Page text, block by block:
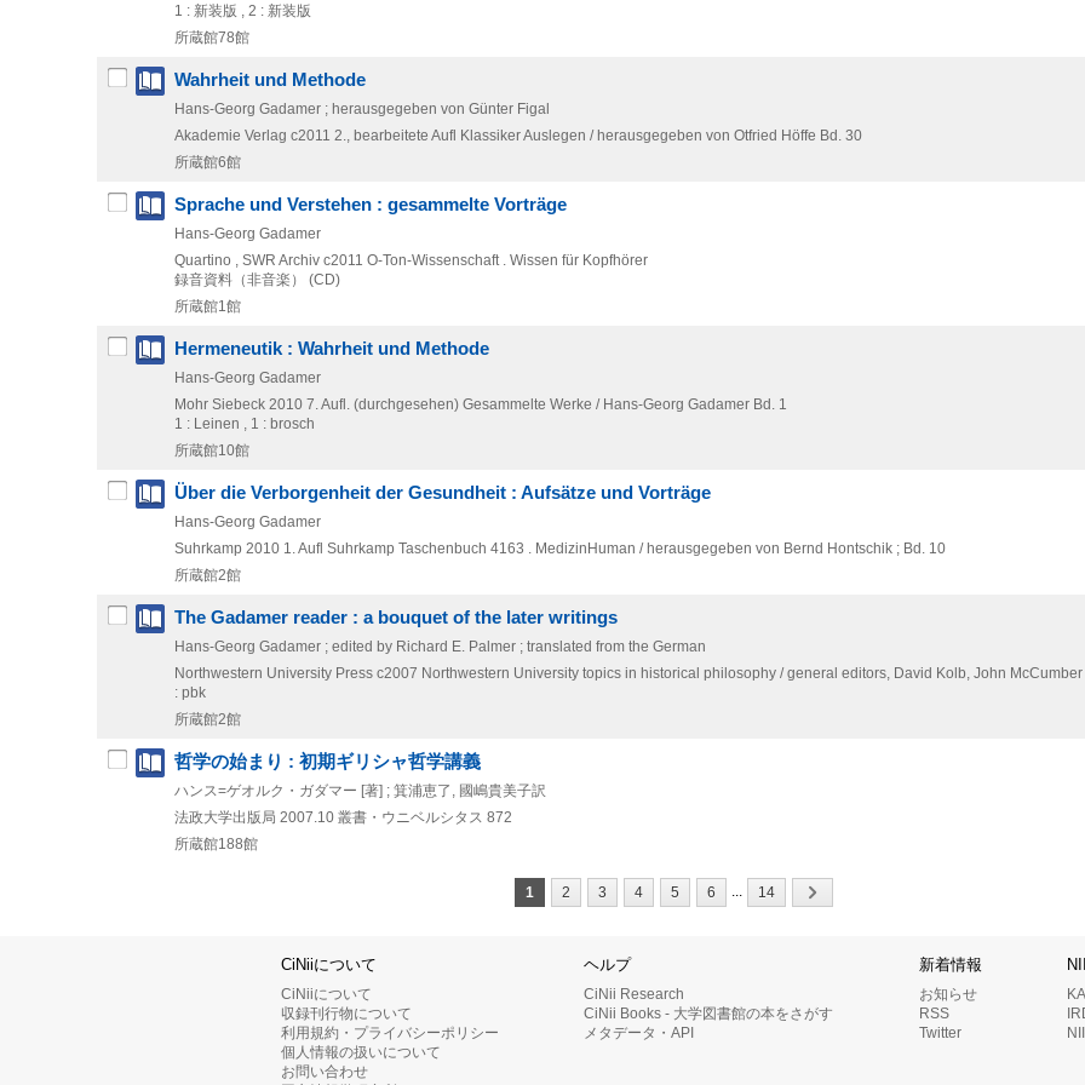
1 : 新装版 , 2 : 新装版
所蔵館78館
Wahrheit und Methode
Hans-Georg Gadamer ; herausgegeben von Günter Figal
Akademie Verlag c2011 2., bearbeitete Aufl Klassiker Auslegen / herausgegeben von Otfried Höffe Bd. 30
所蔵館6館
Sprache und Verstehen : gesammelte Vorträge
Hans-Georg Gadamer
Quartino , SWR Archiv c2011 O-Ton-Wissenschaft . Wissen für Kopfhörer
録音資料（非音楽） (CD)
所蔵館1館
Hermeneutik : Wahrheit und Methode
Hans-Georg Gadamer
Mohr Siebeck 2010 7. Aufl. (durchgesehen) Gesammelte Werke / Hans-Georg Gadamer Bd. 1
1 : Leinen , 1 : brosch
所蔵館10館
Über die Verborgenheit der Gesundheit : Aufsätze und Vorträge
Hans-Georg Gadamer
Suhrkamp 2010 1. Aufl Suhrkamp Taschenbuch 4163 . MedizinHuman / herausgegeben von Bernd Hontschik ; Bd. 10
所蔵館2館
The Gadamer reader : a bouquet of the later writings
Hans-Georg Gadamer ; edited by Richard E. Palmer ; translated from the German
Northwestern University Press c2007 Northwestern University topics in historical philosophy / general editors, David Kolb, John McCumber
: pbk
所蔵館2館
哲学の始まり : 初期ギリシャ哲学講義
ハンス=ゲオルク・ガダマー [著] ; 箕浦恵了, 國嶋貴美子訳
法政大学出版局 2007.10 叢書・ウニベルシタス 872
所蔵館188館
1 2 3 4 5 6 ... 14
CiNiiについて
CiNiiについて
収録刊行物について
利用規約・プライバシーポリシー
個人情報の扱いについて
お問い合わせ
ヘルプ
CiNii Research
CiNii Books - 大学図書館の本をさがす
メタデータ・API
新着情報
お知らせ
RSS
Twitter